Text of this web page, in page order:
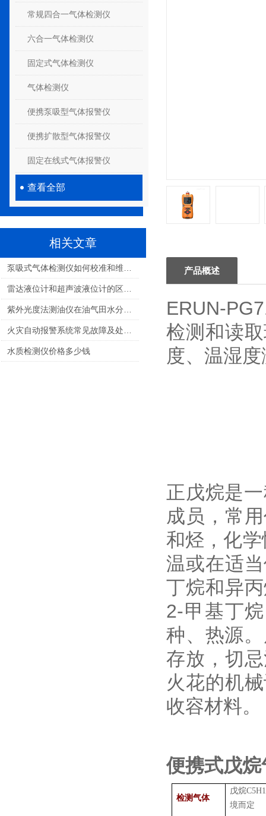
常规四合一气体检测仪
六合一气体检测仪
固定式气体检测仪
气体检测仪
便携泵吸型气体报警仪
便携扩散型气体报警仪
固定在线式气体报警仪
查看全部
相关文章
水质检测仪价格多少钱
产品概述
ERUN-
检测和读
度、温湿
正戊烷是
成员，常
和烃，化
温或在适
丁烷和异
2-甲基丁
种、热源
存放，切
火花的机
收容材料。
便携式戊
检测气体
戊烷
境而定